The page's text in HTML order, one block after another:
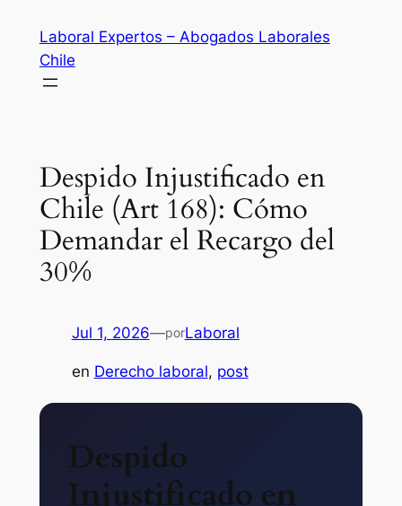
contenido
Laboral Expertos – Abogados Laborales
Chile
Despido Injustificado en
Chile (Art 168): Cómo
Demandar el Recargo del
30%
Jul 1, 2026—porLaboral
en Derecho laboral, post
Despido
Injustificado en